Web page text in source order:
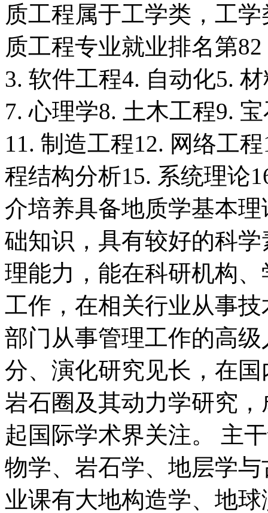
质工程属于工学类，工
质工程专业就业排名第
3. 软件工程4. 自动化5.
7. 心理学8. 土木工程9.
11. 制造工程12. 网络工
程结构分析15. 系统理论
介培养具备地质学基本
础知识，具有较好的科
理能力，能在科研机构
工作，在相关行业从事
部门从事管理工作的高
分、演化研究见长，在
岩石圈及其动力学研究
起国际学术界关注。 主
物学、岩石学、地层学
业课有大地构造学、地